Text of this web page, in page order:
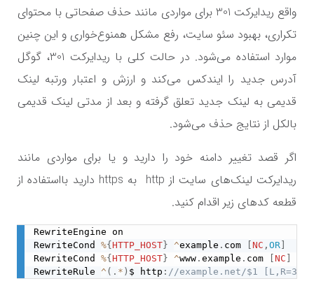
واقع ریدایرکت 301 برای مواردی مانند حذف صفحاتی با محتوای
تکراری، بهبود سئو سایت، رفع مشکل همنوع‌خواری و این چنین
موارد استفاده می‌شود. در حالت کلی با ریدایرکت 301، گوگل
آدرس جدید را ایندکس می‌کند و ارزش و اعتبار ورتبه لینک
قدیمی به لینک جدید تعلق گرفته و بعد از مدتی لینک قدیمی
بالکل از نتایج حذف می‌شود.
اگر قصد تغییر دامنه خود را دارید و یا برای مواردی مانند
ریدایرکت لینک‌های سایت از http به https دارید بااستفاده از
قطعه کدهای زیر اقدام کنید.
RewriteEngine on
RewriteCond %{ HTTP_HOST } ^example . com NC , OR
RewriteCond %{ HTTP_HOST } ^www . example . com NC
RewriteRule ^ ( . * ) $ http : //example.net/$1